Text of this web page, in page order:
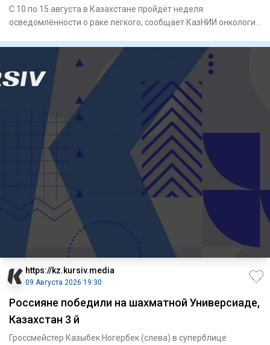
С 10 по 15 августа в Казахстане пройдёт неделя
осведомлённости о раке лёгкого, сообщает КазНИИ онкологии
https://kz.kursiv.media
09 Августа 2026 19:30
Россияне победили на шахматной Универсиаде,
Казахстан 3 й
Гроссмейстер Казыбек Ногербек (слева) в суперблице